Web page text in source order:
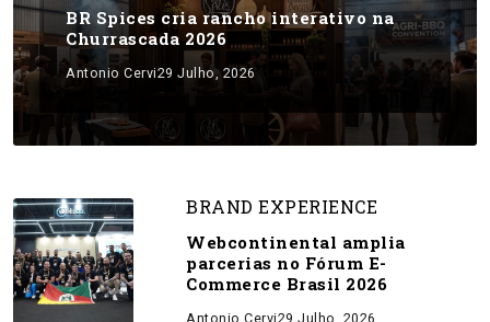
BR Spices cria rancho interativo na
Churrascada 2026
Antonio Cervi29 Julho, 2026
BRAND EXPERIENCE
Webcontinental amplia
parcerias no Fórum E-
Commerce Brasil 2026
Antonio Cervi29 Julho, 2026